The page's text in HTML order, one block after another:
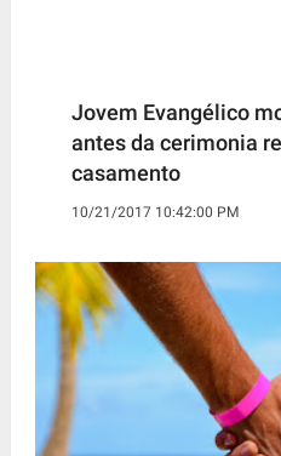
Jovem Evangélico
antes da cerimonia
casamento
10/21/2017 10:42:00 PM